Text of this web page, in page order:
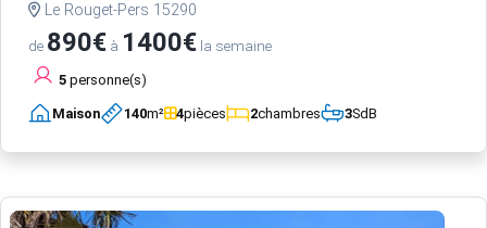
Le Rouget-Pers 15290
de 890€ à 1400€ la semaine
5 personne(s)
Maison 140m² 4pièces 2chambres 3SdB